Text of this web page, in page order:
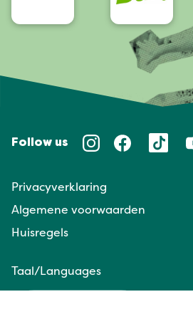
Follow us
Privacyverklaring
Algemene voorwaarden
Huisregels
Taal/Languages